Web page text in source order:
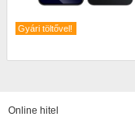
Gyári töltővel!
Online hitel